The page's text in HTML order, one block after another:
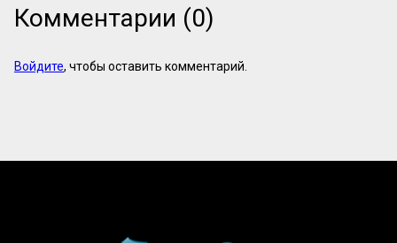
Комментарии (0)
Войдите, чтобы оставить комментарий.